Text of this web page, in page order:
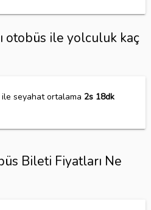
otobüs ile yolculuk kaç
seyahat ortalama 2s 18dk
Bileti Fiyatları Ne